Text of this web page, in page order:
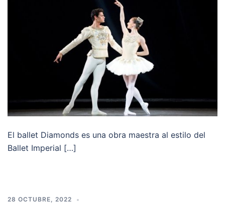
El ballet Diamonds es una obra maestra al estilo del
Ballet Imperial […]
28 OCTUBRE, 2022